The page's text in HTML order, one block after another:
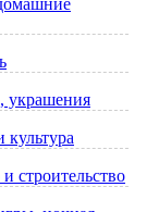
украшения
культура
строительство